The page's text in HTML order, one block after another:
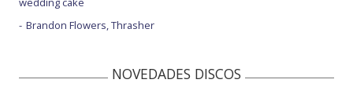
Brandon Flowers, Thrasher
NOVEDADES DISCOS